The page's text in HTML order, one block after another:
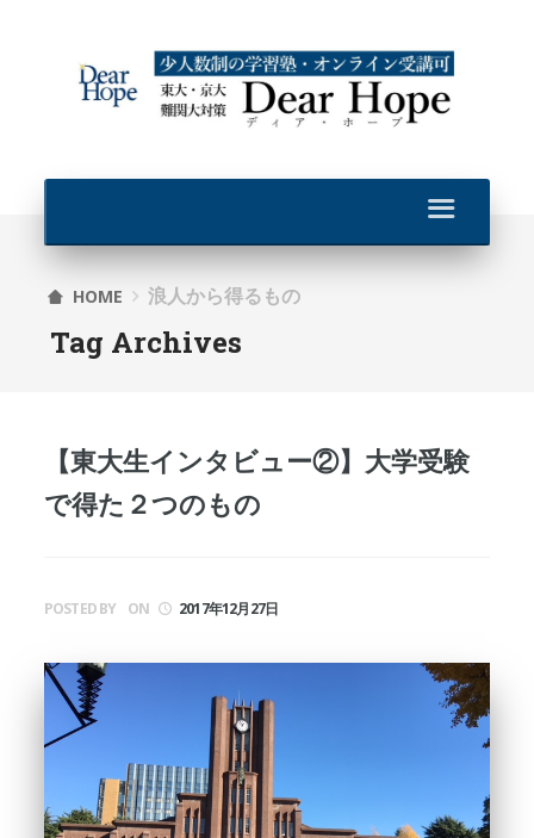
HOME 浪人から得るもの
Tag Archives
【東大生インタビュー②】大学受験
で得た２つのもの
POSTED BY ON 2017年12月27日